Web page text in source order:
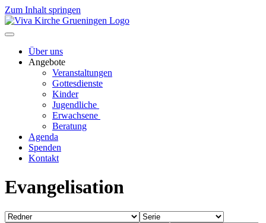
Zum Inhalt springen
Über uns
Angebote
Veranstaltungen
Gottesdienste
Kinder
Jugendliche
Erwachsene
Beratung
Agenda
Spenden
Kontakt
Evangelisation